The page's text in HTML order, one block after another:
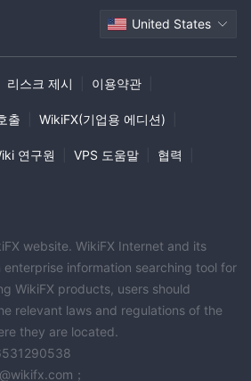
United States
리스크 제시 이용약관
출 WikiFX(기업용 에디션)
연구원 VPS 도움말 협력
website. WikiFX Internet and its
information searching tool for
WikiFX products, users should
relevant laws and regulations of the
they are located.
；